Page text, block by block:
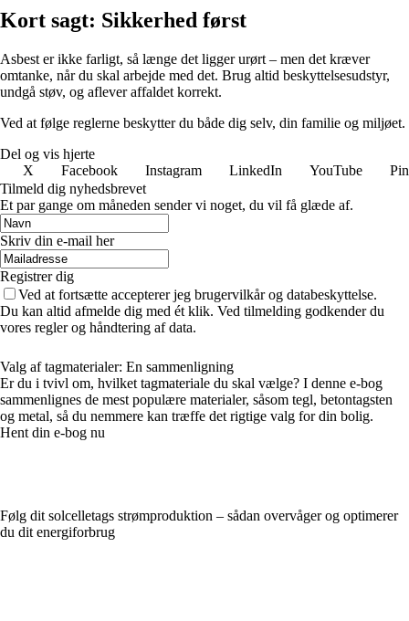
Kort sagt: Sikkerhed først
Asbest er ikke farligt, så længe det ligger urørt – men det kræver
omtanke, når du skal arbejde med det. Brug altid beskyttelsesudstyr,
undgå støv, og aflever affaldet korrekt.
Ved at følge reglerne beskytter du både dig selv, din familie og miljøet.
Del og vis hjerte
X
Facebook Instagram LinkedIn YouTube
Tilmeld dig nyhedsbrevet
Et par gange om måneden sender vi noget, du vil få glæde af.
Skriv din e-mail her
Registrer dig
Ved at fortsætte accepterer jeg brugervilkår og databeskyttelse.
Du kan altid afmelde dig med ét klik. Ved tilmelding godkender du
vores regler og håndtering af data.
Valg af tagmaterialer: En sammenligning
Er du i tvivl om, hvilket tagmateriale du skal vælge? I denne e-bog
sammenlignes de mest populære materialer, såsom tegl, betontagsten
og metal, så du nemmere kan træffe det rigtige valg for din bolig.
Hent din e-bog nu
Følg dit solcelletags strømproduktion – sådan overvåger og optimerer
du dit energiforbrug